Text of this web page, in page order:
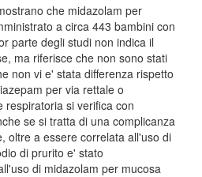
che midazolam per
a circa 443 bambini con
parte degli studi non indica il
ma riferisce che non sono stati
non vi e' stata differenza rispetto
per via rettale o
respiratoria si verifica con
se si tratta di una complicanza
oltre a essere correlata all'uso di
di prurito e' stato
di midazolam per mucosa